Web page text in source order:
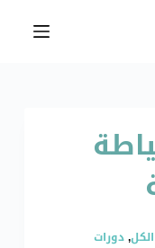
الكل,دورات